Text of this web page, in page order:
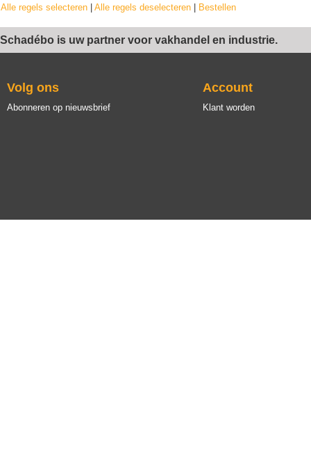
Alle regels selecteren
Alle regels deselecteren Bestellen
Schadébo is uw partner voor vakhandel en industrie.
Volg ons
Abonneren op nieuwsbrief
Account
Klant worden